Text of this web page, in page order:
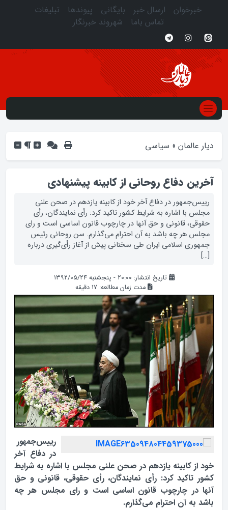
خبرخوان ارسال خبر بایگانی پیوندها
تبلیغات
تماس باما
شهروند خبرنگار
دیار عالمان » سیاسی
آخرین دفاع روحانی از کابینه پیشنهادی
رییس‌جمهور در دفاع آخر خود از کابینه یازدهم در صحن علنی
مجلس با اشاره به شرایط کشور تاکید کرد: رأی نمایندگان، رأی
حقوقی، قانونی و حق آنها در چارچوب قانون اساسی است و رای
مجلس هر چه باشد به آن احترام می‌گذارم. سن روحانی رئیس
جمهوری اسلامی ایران طی سخنانی پیش از آغاز رأ‌ی‌گیری درباره
[…]
تاریخ انتشار: ۲۰:۰۰ - پنجشنبه ۱۳۹۲/۰۵/۲۴
مدت زمان مطالعه: 17 دقیقه
رییس‌جمهور
در دفاع آخر
خود از کابینه یازدهم در صحن علنی مجلس با اشاره به شرایط
کشور تاکید کرد: رأی نمایندگان، رأی حقوقی، قانونی و حق
آنها در چارچوب قانون اساسی است و رای مجلس هر چه
باشد به آن احترام می‌گذارم.